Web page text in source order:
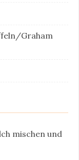
Graham
mischen und